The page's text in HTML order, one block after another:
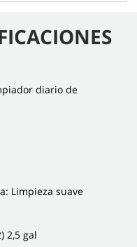
diario de
Limpieza suave
2,5 gal